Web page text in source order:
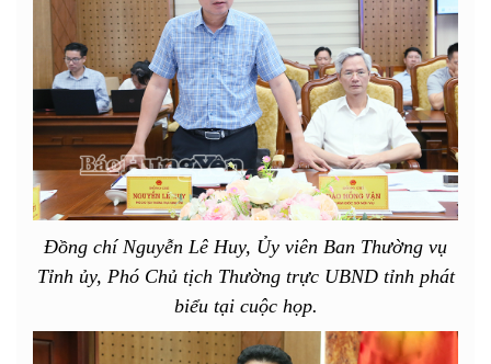
Đồng chí Nguyễn Lê Huy, Ủy viên Ban Thường vụ
Tỉnh ủy, Phó Chủ tịch Thường trực UBND tỉnh phát
biểu tại cuộc họp.